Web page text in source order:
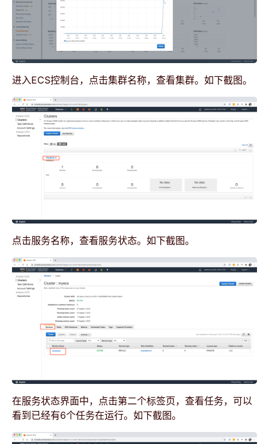
进入ECS控制台，点击集群名称，查看集群。如下截图。
点击服务名称，查看服务状态。如下截图。
在服务状态界面中，点击第二个标签页，查看任务，可以
看到已经有6个任务在运行。如下截图。